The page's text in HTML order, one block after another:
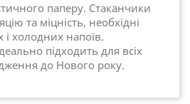
паперу. Стаканчики
та міцність, необхідні
і холодних напоїв.
підходить для всіх
до Нового року.